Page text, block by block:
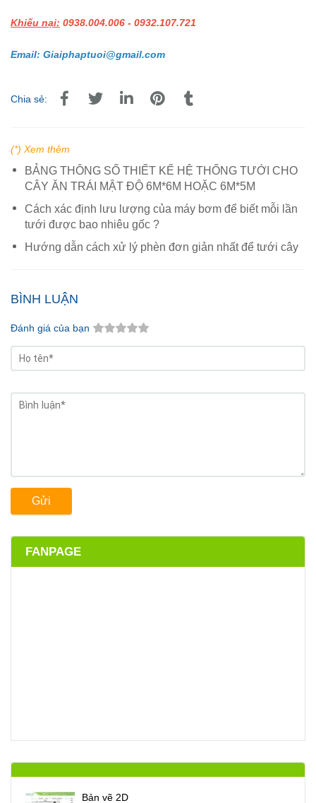
Khiếu nại: 0938.004.006 - 0932.107.721
Email: Giaiphaptuoi@gmail.com
Chia sẻ:
(*) Xem thêm
BẢNG THÔNG SỐ THIẾT KẾ HỆ THỐNG TƯỚI CHO
CÂY ĂN TRÁI MẬT ĐỘ 6M*6M HOẶC 6M*5M
Cách xác định lưu lượng của máy bơm để biết mỗi lần
tưới được bao nhiêu gốc ?
Hướng dẫn cách xử lý phèn đơn giản nhất để tưới cây
BÌNH LUẬN
Đánh giá của bạn
Gửi
FANPAGE
Bản vẽ 2D